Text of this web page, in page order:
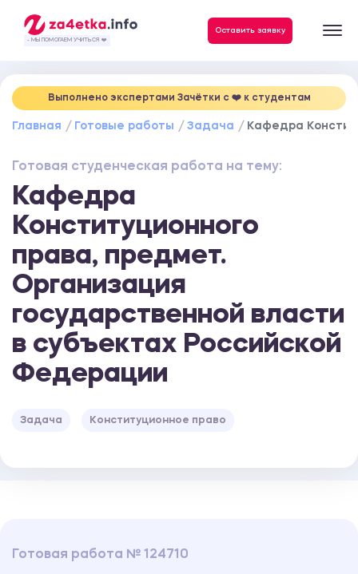
- МЫ ПОМОГАЕМ УЧИТЬСЯ ❤️
Оставить заявку
Выполнено экспертами Зачётки c ❤️ к студентам
Главная Готовые работы Задача Кафедра
Готовая студенческая работа на тему:
Кафедра
Конституционного
права, предмет.
Организация
государственной власти
в субъектах Российской
Федерации
Задача Конституционное право
Готовая работа № 124710